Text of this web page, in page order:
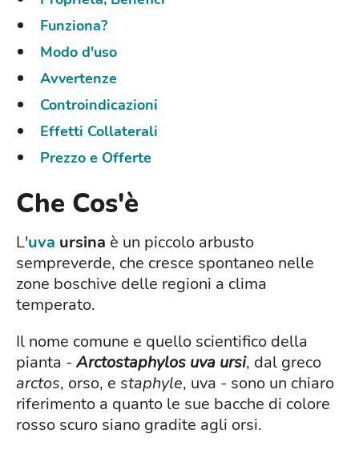
Funziona?
Modo d'uso
Avvertenze
Controindicazioni
Effetti Collaterali
Prezzo e Offerte
Che Cos'è
L'uva ursina è un piccolo arbusto
sempreverde, che cresce spontaneo nelle
zone boschive delle regioni a clima
temperato.
Il nome comune e quello scientifico della
pianta - Arctostaphylos uva ursi, dal greco
arctos, orso, e staphyle, uva - sono un chiaro
riferimento a quanto le sue bacche di colore
rosso scuro siano gradite agli orsi.